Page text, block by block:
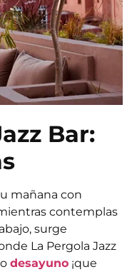
Bar:
mañana con
contemplas
surge
La Pergola Jazz
desayuno ¡que